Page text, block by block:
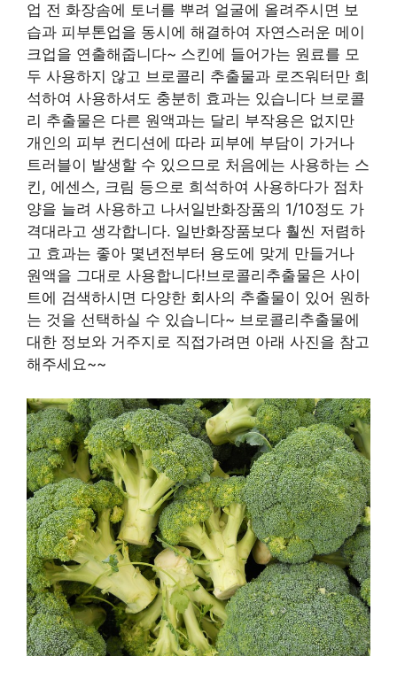
업 전 화장솜에 토너를 뿌려 얼굴에 올려주시면 보
습과 피부톤업을 동시에 해결하여 자연스러운 메이
크업을 연출해줍니다~ 스킨에 들어가는 원료를 모
두 사용하지 않고 브로콜리 추출물과 로즈워터만 희
석하여 사용하셔도 충분히 효과는 있습니다 브로콜
리 추출물은 다른 원액과는 달리 부작용은 없지만
개인의 피부 컨디션에 따라 피부에 부담이 가거나
트러블이 발생할 수 있으므로 처음에는 사용하는 스
킨, 에센스, 크림 등으로 희석하여 사용하다가 점차
양을 늘려 사용하고 나서일반화장품의 1/10정도 가
격대라고 생각합니다. 일반화장품보다 훨씬 저렴하
고 효과는 좋아 몇년전부터 용도에 맞게 만들거나
원액을 그대로 사용합니다!브로콜리추출물은 사이
트에 검색하시면 다양한 회사의 추출물이 있어 원하
는 것을 선택하실 수 있습니다~ 브로콜리추출물에
대한 정보와 거주지로 직접가려면 아래 사진을 참고
해주세요~~